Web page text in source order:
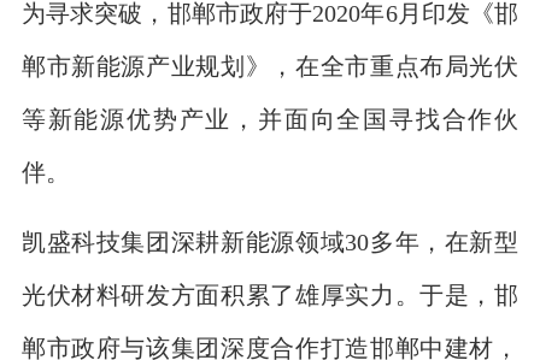
为寻求突破，邯郸市政府于2020年6月印发《邯
郸市新能源产业规划》，在全市重点布局光伏
等新能源优势产业，并面向全国寻找合作伙
伴。
凯盛科技集团深耕新能源领域30多年，在新型
光伏材料研发方面积累了雄厚实力。于是，邯
郸市政府与该集团深度合作打造邯郸中建材，